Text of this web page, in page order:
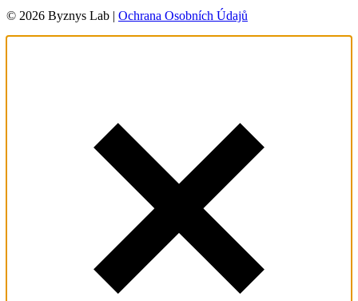
© 2026 Byznys Lab | Ochrana Osobních Údajů